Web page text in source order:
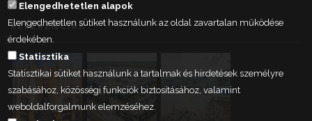
REFERENCIÁK
Elengedhetetlen alapok
Elengedhetetlen sütiket használunk az oldal zavartalan működése
érdekében.
Statisztika
Statisztikai sütiket használunk a tartalmak és hirdetések személyre
szabásához, közösségi funkciók biztosításához, valamint
weboldalforgalmunk elemzéséhez.